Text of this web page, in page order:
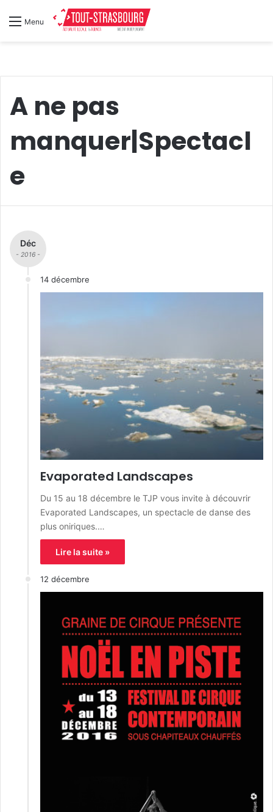
Menu
A ne pas
manquer|Spectacl
e
Déc
- 2016 -
14 décembre
Evaporated Landscapes
Du 15 au 18 décembre le TJP vous invite à découvrir
Evaporated Landscapes, un spectacle de danse des
plus oniriques.…
Lire la suite »
12 décembre